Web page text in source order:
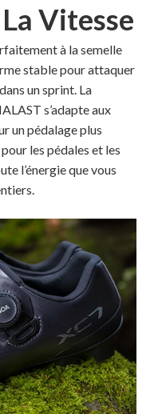
Vitesse
à la semelle
stable pour attaquer
un sprint. La
s’adapte aux
un pédalage plus
les pédales et les
l’énergie que vous